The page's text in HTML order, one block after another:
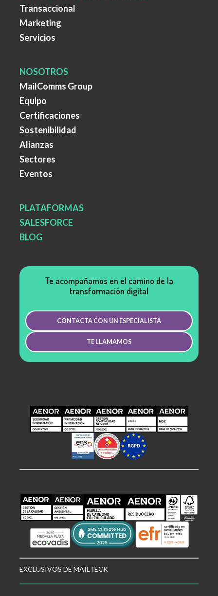
Transaccional
Marketing
Servicios
NOSOTROS
MailComms Group
Equipo
Certificaciones
Sostenibilidad
Alianzas
Sectores
Eventos
PLATAFORMAS
SALESFORCE
BLOG
Te acompañamos en el camino de la
transformación digital
CONTACTA CON UN ESPECIALISTA
TE LLAMAMOS
EXCLUSIVOS DE MAILTECK